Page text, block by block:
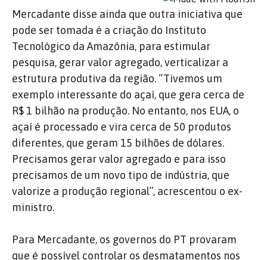
Mercadante disse ainda que outra iniciativa que
pode ser tomada é a criação do Instituto
Tecnológico da Amazônia, para estimular
pesquisa, gerar valor agregado, verticalizar a
estrutura produtiva da região. “Tivemos um
exemplo interessante do açaí, que gera cerca de
R$ 1 bilhão na produção. No entanto, nos EUA, o
açaí é processado e vira cerca de 50 produtos
diferentes, que geram 15 bilhões de dólares.
Precisamos gerar valor agregado e para isso
precisamos de um novo tipo de indústria, que
valorize a produção regional”, acrescentou o ex-
ministro.
Para Mercadante, os governos do PT provaram
que é possível controlar os desmatamentos nos